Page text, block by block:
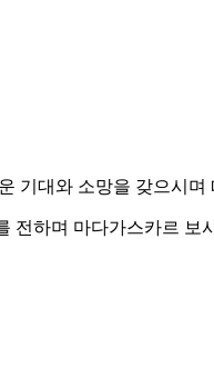
기대와 소망을 갖으시
하며 마다가스카르